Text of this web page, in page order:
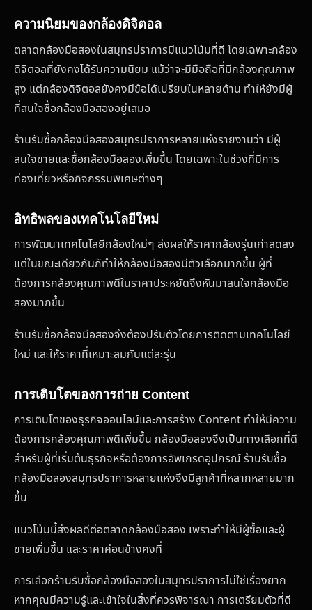
ความนิยมของกล้องดิจิตอล
ตลาดกล้องมือสองในสมุทรปราการมีแนวโน้มที่ดี โดยเฉพาะกล้อง
ดิจิตอลที่ยังคงได้รับความนิยม แม้ว่าจะมีมือถือที่มีกล้องคุณภาพ
สูง แต่กล้องดิจิตอลยังคงมีข้อได้เปรียบในหลายด้าน ทำให้ยังมีผู้
ที่สนใจซื้อกล้องมือสองอยู่เสมอ
ร้านรับซื้อกล้องมือสองสมุทรปราการหลายแห่งรายงานว่า มีผู้
สนใจขายและซื้อกล้องมือสองเพิ่มขึ้น โดยเฉพาะในช่วงที่มีการ
ท่องเที่ยวหรือกิจกรรมพิเศษต่างๆ
อิทธิพลของเทคโนโลยีใหม่
การพัฒนาเทคโนโลยีกล้องใหม่ๆ ส่งผลให้ราคากล้องรุ่นเก่าลดลง
แต่ในขณะเดียวกันก็ทำให้กล้องมือสองมีตัวเลือกมากขึ้น ผู้ที่
ต้องการกล้องคุณภาพดีในราคาประหยัดจึงหันมาสนใจกล้องมือ
สองมากขึ้น
ร้านรับซื้อกล้องมือสองจึงต้องปรับตัวโดยการติดตามเทคโนโลยี
ใหม่ และให้ราคาที่เหมาะสมกับแต่ละรุ่น
การเติบโตของการถ่าย Content
การเติบโตของธุรกิจออนไลน์และการสร้าง Content ทำให้มีความ
ต้องการกล้องคุณภาพดีเพิ่มขึ้น กล้องมือสองจึงเป็นทางเลือกที่ดี
สำหรับผู้ที่เริ่มต้นธุรกิจหรือต้องการอัพเกรดอุปกรณ์ ร้านรับซื้อ
กล้องมือสองสมุทรปราการหลายแห่งจึงมีลูกค้าที่หลากหลายมาก
ขึ้น
แนวโน้มนี้ส่งผลดีต่อตลาดกล้องมือสอง เพราะทำให้มีผู้ซื้อและผู้
ขายเพิ่มขึ้น และราคาค่อนข้างคงที่
การเลือกร้านรับซื้อกล้องมือสองในสมุทรปราการไม่ใช่เรื่องยาก
หากคุณมีความรู้และเข้าใจในสิ่งที่ควรพิจารณา การเตรียมตัวที่ดี